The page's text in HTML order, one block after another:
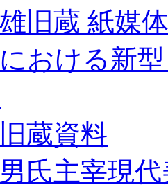
旧蔵 紙媒
おける新
蔵資料
氏主宰現